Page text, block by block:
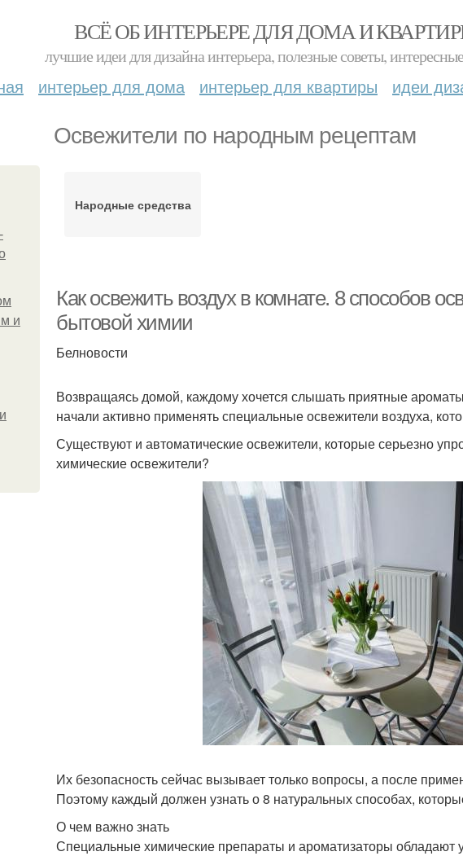
ВСЁ ОБ ИНТЕРЬЕРЕ ДЛЯ ДОМА И
лучшие идеи для дизайна интерьера, полезные советы,
интерьер для дома интерьер для квартиры идеи
Освежители по народным рецептам
и
Народные средства
Как освежить воздух в комнате. 8 способов
бытовой химии
Белновости
Возвращаясь домой, каждому хочется слышать приятные
начали активно применять специальные освежители воздуха,
Существуют и автоматические освежители, которые серьезно
химические освежители?
Их безопасность сейчас вызывает только вопросы, а после
Поэтому каждый должен узнать о 8 натуральных способах,
О чем важно знать
Специальные химические препараты и ароматизаторы обладают